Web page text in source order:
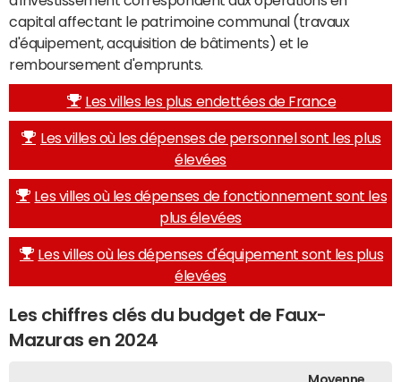
capital affectant le patrimoine communal (travaux
d'équipement, acquisition de bâtiments) et le
remboursement d'emprunts.
Les villes les plus endettées de France
Les villes où les dépenses de personnel sont les plus
élevées
Les villes où les dépenses de fonctionnement sont les
plus élevées
Les villes où les dépenses d'équipement sont les plus
élevées
Les chiffres clés du budget de Faux-
Mazuras en 2024
Moyenne